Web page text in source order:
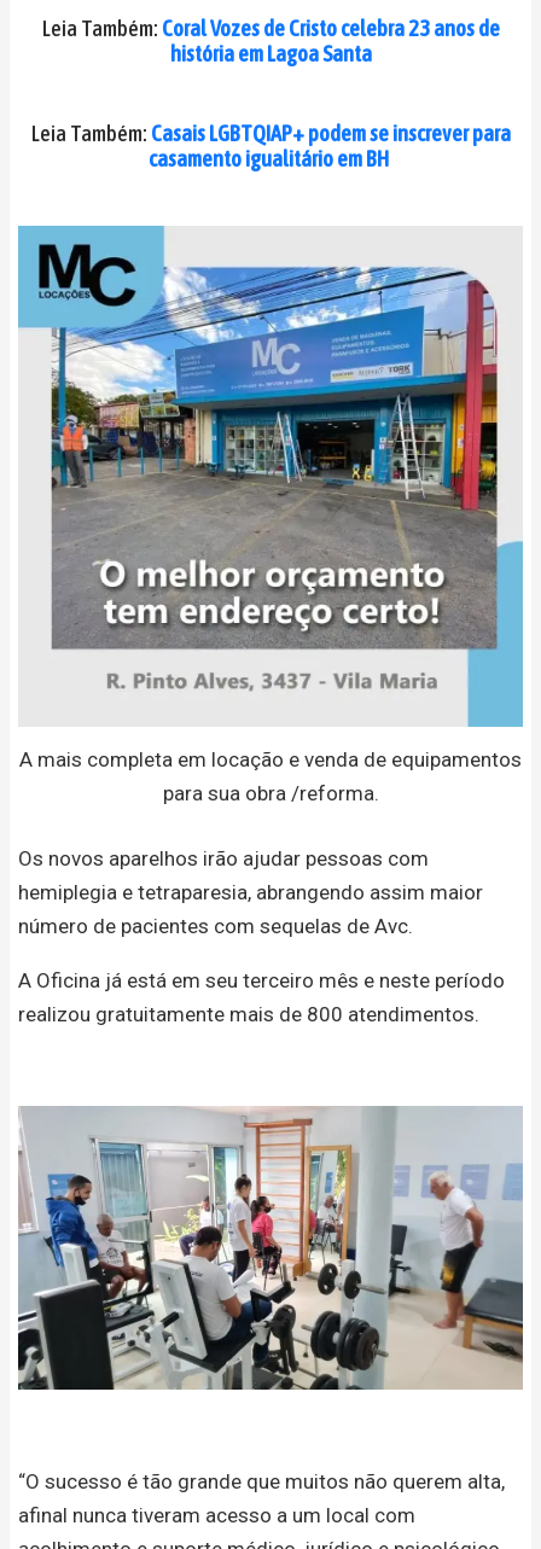
Leia Também: Coral Vozes de Cristo celebra 23 anos de
história em Lagoa Santa
Leia Também: Casais LGBTQIAP+ podem se inscrever para
casamento igualitário em BH
A mais completa em locação e venda de equipamentos
para sua obra /reforma.
Os novos aparelhos irão ajudar pessoas com
hemiplegia e tetraparesia, abrangendo assim maior
número de pacientes com sequelas de Avc.
A Oficina já está em seu terceiro mês e neste período
realizou gratuitamente mais de 800 atendimentos.
“O sucesso é tão grande que muitos não querem alta,
afinal nunca tiveram acesso a um local com